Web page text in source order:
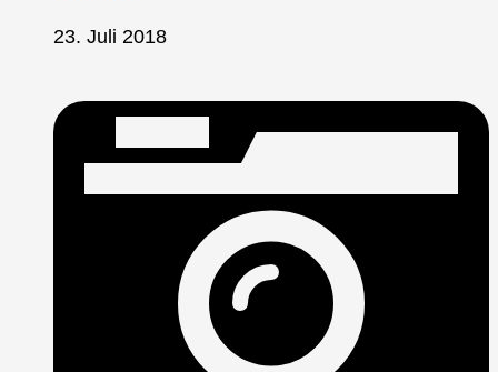
23. Juli 2018